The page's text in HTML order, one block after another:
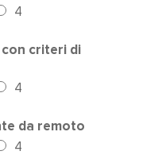
4
criteri di
4
da remoto
4